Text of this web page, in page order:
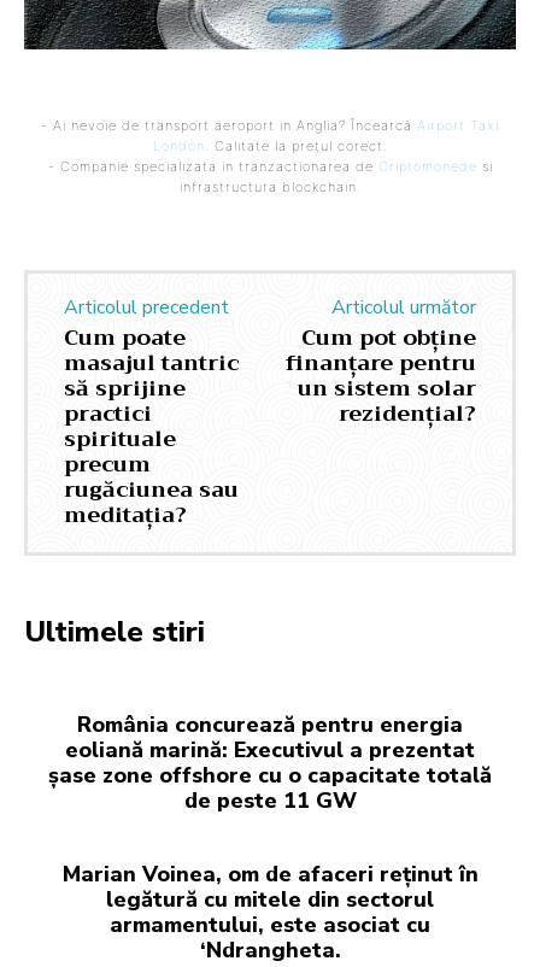
- Ai nevoie de transport aeroport in Anglia? Încearcă Airport Taxi
London. Calitate la prețul corect.
- Companie specializata in tranzactionarea de Criptomonede si
infrastructura blockchain.
Articolul precedent
Cum poate
masajul tantric
să sprijine
practici
spirituale
precum
rugăciunea sau
meditația?
Articolul următor
Cum pot obține
finanțare pentru
un sistem solar
rezidențial?
Ultimele stiri
România concurează pentru energia
eoliană marină: Executivul a prezentat
șase zone offshore cu o capacitate totală
de peste 11 GW
Marian Voinea, om de afaceri reținut în
legătură cu mitele din sectorul
armamentului, este asociat cu
‘Ndrangheta.